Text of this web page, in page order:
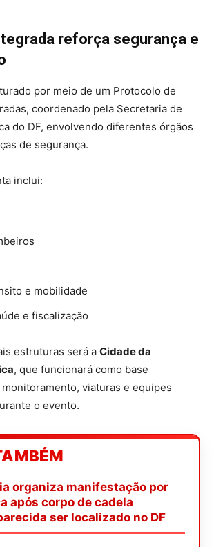
reforça segurança e
por meio de um Protocolo de
coordenado pela Secretaria de
do DF, envolvendo diferentes órgãos
de segurança.
inclui:
e mobilidade
e fiscalização
estruturas será a Cidade da
, que funcionará como base
viaturas e equipes
o evento.
organiza manifestação por
após corpo de cadela
ser localizado no DF